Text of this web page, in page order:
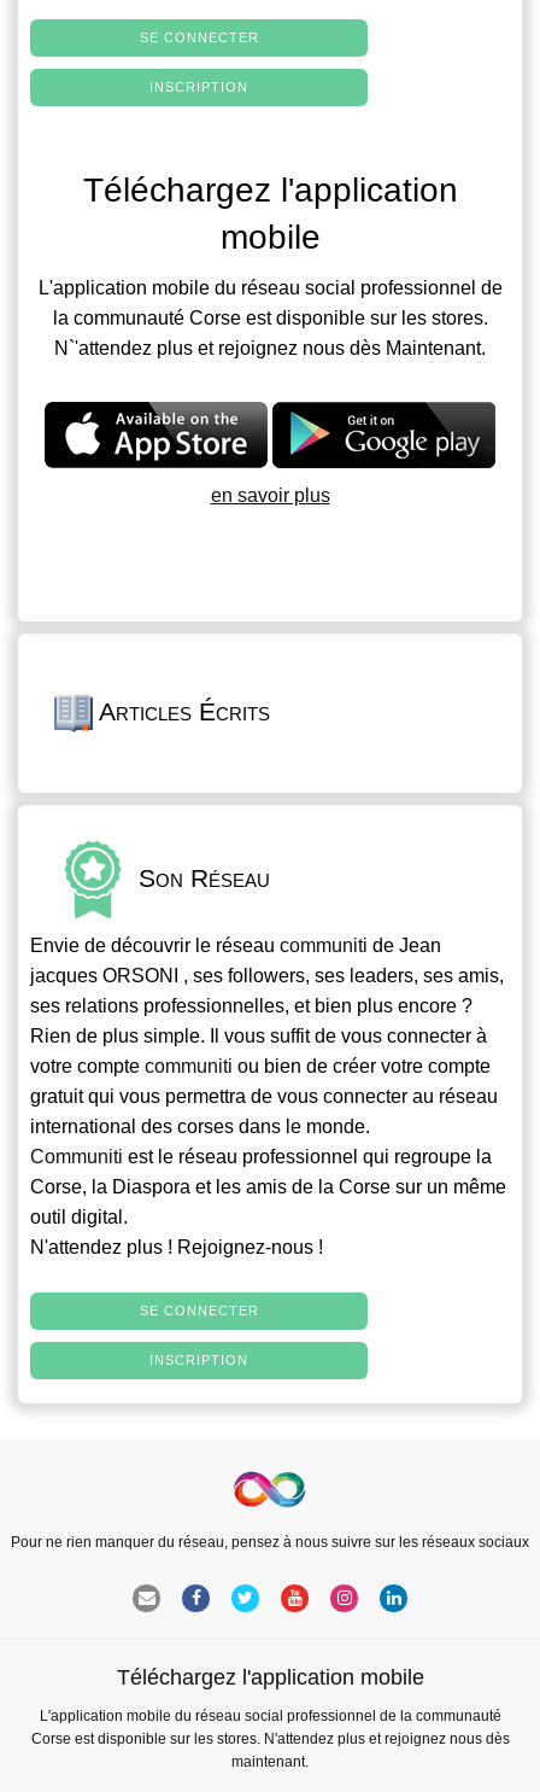
SE CONNECTER
INSCRIPTION
Téléchargez l'application
mobile
L'application mobile du réseau social professionnel de
la communauté Corse est disponible sur les stores.
N`'attendez plus et rejoignez nous dès Maintenant.
en savoir plus
Articles Écrits
Son Réseau
Envie de découvrir le réseau communiti de Jean
jacques ORSONI , ses followers, ses leaders, ses amis,
ses relations professionnelles, et bien plus encore ?
Rien de plus simple. Il vous suffit de vous connecter à
votre compte communiti ou bien de créer votre compte
gratuit qui vous permettra de vous connecter au réseau
international des corses dans le monde.
Communiti est le réseau professionnel qui regroupe la
Corse, la Diaspora et les amis de la Corse sur un même
outil digital.
N'attendez plus ! Rejoignez-nous !
SE CONNECTER
INSCRIPTION
Pour ne rien manquer du réseau, pensez à nous suivre sur les réseaux sociaux
Téléchargez l'application mobile
L'application mobile du réseau social professionnel de la communauté
Corse est disponible sur les stores. N'attendez plus et rejoignez nous dès
maintenant.